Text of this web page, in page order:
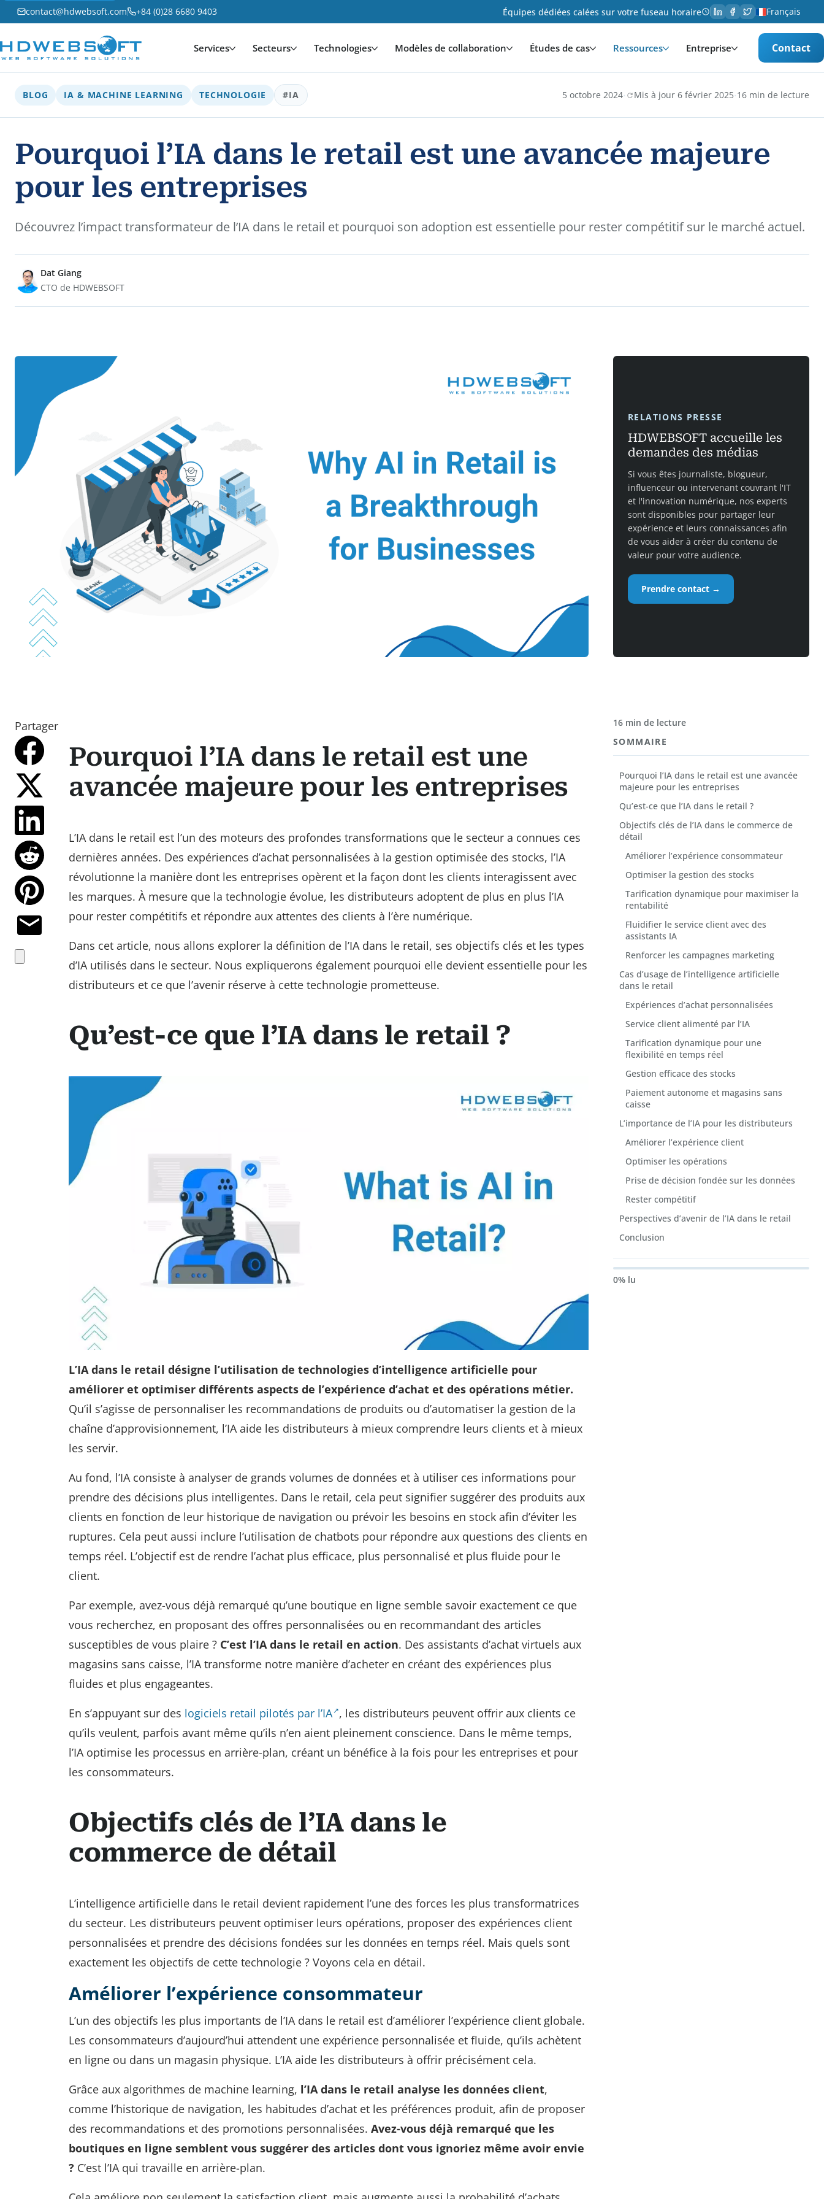
contact@hdwebsoft.com +84 (0)28 6680 9403 Équipes dédiées calées sur votre fuseau horaire Français
Services Secteurs Technologies Modèles de collaboration Études de cas Ressources Entreprise Contact
BLOG IA & MACHINE LEARNING TECHNOLOGIE #IA 5 octobre 2024· Mis à jour 6 février 2025·16 min de lecture
Pourquoi l’IA dans le retail est une avancée majeure
pour les entreprises
Découvrez l’impact transformateur de l’IA dans le retail et pourquoi son adoption est essentielle pour rester compétitif sur le marché actuel.
Dat Giang
CTO de HDWEBSOFT
RELATIONS PRESSE
HDWEBSOFT accueille les
demandes des médias
Si vous êtes journaliste, blogueur,
influenceur ou intervenant couvrant l'IT
et l'innovation numérique, nos experts
sont disponibles pour partager leur
expérience et leurs connaissances afin
de vous aider à créer du contenu de
valeur pour votre audience.
Prendre contact →
Partager
Pourquoi l’IA dans le retail est une
avancée majeure pour les entreprises
L’IA dans le retail est l’un des moteurs des profondes transformations que le secteur a connues ces
dernières années. Des expériences d’achat personnalisées à la gestion optimisée des stocks, l’IA
révolutionne la manière dont les entreprises opèrent et la façon dont les clients interagissent avec
les marques. À mesure que la technologie évolue, les distributeurs adoptent de plus en plus l’IA
pour rester compétitifs et répondre aux attentes des clients à l’ère numérique.
Dans cet article, nous allons explorer la définition de l’IA dans le retail, ses objectifs clés et les types
d’IA utilisés dans le secteur. Nous expliquerons également pourquoi elle devient essentielle pour les
distributeurs et ce que l’avenir réserve à cette technologie prometteuse.
Qu’est-ce que l’IA dans le retail ?
L’IA dans le retail désigne l’utilisation de technologies d’intelligence artificielle pour
améliorer et optimiser différents aspects de l’expérience d’achat et des opérations métier.
Qu’il s’agisse de personnaliser les recommandations de produits ou d’automatiser la gestion de la
chaîne d’approvisionnement, l’IA aide les distributeurs à mieux comprendre leurs clients et à mieux
les servir.
Au fond, l’IA consiste à analyser de grands volumes de données et à utiliser ces informations pour
prendre des décisions plus intelligentes. Dans le retail, cela peut signifier suggérer des produits aux
clients en fonction de leur historique de navigation ou prévoir les besoins en stock afin d’éviter les
ruptures. Cela peut aussi inclure l’utilisation de chatbots pour répondre aux questions des clients en
temps réel. L’objectif est de rendre l’achat plus efficace, plus personnalisé et plus fluide pour le
client.
Par exemple, avez-vous déjà remarqué qu’une boutique en ligne semble savoir exactement ce que
vous recherchez, en proposant des offres personnalisées ou en recommandant des articles
susceptibles de vous plaire ? C’est l’IA dans le retail en action. Des assistants d’achat virtuels aux
magasins sans caisse, l’IA transforme notre manière d’acheter en créant des expériences plus
fluides et plus engageantes.
En s’appuyant sur des logiciels retail pilotés par l’IA , les distributeurs peuvent offrir aux clients ce
qu’ils veulent, parfois avant même qu’ils n’en aient pleinement conscience. Dans le même temps,
l’IA optimise les processus en arrière-plan, créant un bénéfice à la fois pour les entreprises et pour
les consommateurs.
Objectifs clés de l’IA dans le
commerce de détail
L’intelligence artificielle dans le retail devient rapidement l’une des forces les plus transformatrices
du secteur. Les distributeurs peuvent optimiser leurs opérations, proposer des expériences client
personnalisées et prendre des décisions fondées sur les données en temps réel. Mais quels sont
exactement les objectifs de cette technologie ? Voyons cela en détail.
Améliorer l’expérience consommateur
L’un des objectifs les plus importants de l’IA dans le retail est d’améliorer l’expérience client globale.
Les consommateurs d’aujourd’hui attendent une expérience personnalisée et fluide, qu’ils achètent
en ligne ou dans un magasin physique. L’IA aide les distributeurs à offrir précisément cela.
Grâce aux algorithmes de machine learning, l’IA dans le retail analyse les données client,
comme l’historique de navigation, les habitudes d’achat et les préférences produit, afin de proposer
des recommandations et des promotions personnalisées. Avez-vous déjà remarqué que les
boutiques en ligne semblent vous suggérer des articles dont vous ignoriez même avoir envie
? C’est l’IA qui travaille en arrière-plan.
16 min de lecture
SOMMAIRE
Pourquoi l’IA dans le retail est une avancée
majeure pour les entreprises
Qu’est-ce que l’IA dans le retail ?
Objectifs clés de l’IA dans le commerce de
détail
Améliorer l’expérience consommateur
Optimiser la gestion des stocks
Tarification dynamique pour maximiser la
rentabilité
Fluidifier le service client avec des
assistants IA
Renforcer les campagnes marketing
Cas d’usage de l’intelligence artificielle
dans le retail
Expériences d’achat personnalisées
Service client alimenté par l’IA
Tarification dynamique pour une
flexibilité en temps réel
Gestion efficace des stocks
Paiement autonome et magasins sans
caisse
L’importance de l’IA pour les distributeurs
Améliorer l’expérience client
Optimiser les opérations
Prise de décision fondée sur les données
Rester compétitif
Perspectives d’avenir de l’IA dans le retail
Conclusion
0% lu